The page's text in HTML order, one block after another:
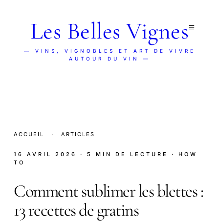
Les Belles Vignes
— VINS, VIGNOBLES ET ART DE VIVRE
AUTOUR DU VIN —
ACCUEIL · ARTICLES
16 AVRIL 2026 · 5 MIN DE LECTURE
· HOW
TO
Comment sublimer les blettes :
13 recettes de gratins